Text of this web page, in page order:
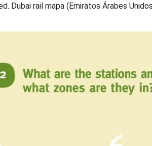
Dubai rail mapa (Emiratos Árabes